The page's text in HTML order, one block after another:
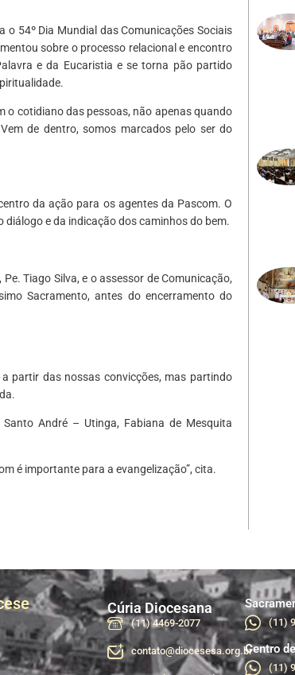
54º Dia Mundial das Comunicações Sociais
sobre o processo relacional e encontro
e da Eucaristia e se torna pão partido
o cotidiano das pessoas, não apenas quando
de dentro, somos marcados pelo ser do
da ação para os agentes da Pascom. O
e da indicação dos caminhos do bem.
Tiago Silva, e o assessor de Comunicação,
Sacramento, antes do encerramento do
partir das nossas convicções, mas partindo
André – Utinga, Fabiana de Mesquita
é importante para a evangelização”, cita.
Cúria Diocesana
(11) 4469-2077
contato@diocesesa.org.br
(11)
Centro
(11)